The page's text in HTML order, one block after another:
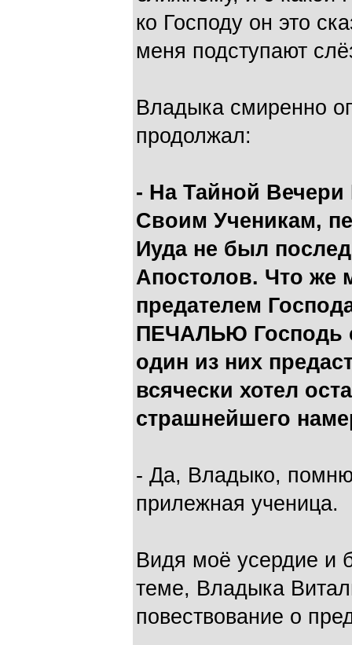
ко Господу он это
меня подступают
Владыка смиренно
продолжал:
- На Тайной
Своим Ученикам,
Иуда не был
Апостолов. Что же
предателем
ПЕЧАЛЬЮ Господь
один из них
всячески хотел
страшнейшего
- Да, Владыко,
прилежная ученица.
Видя моё усердие и
теме, Владыка
повествование о